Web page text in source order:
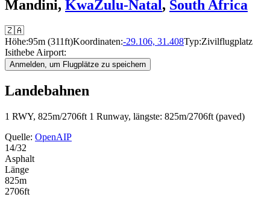
Mandini, KwaZulu-Natal, South Africa
🇿🇦
Höhe:95m (311ft)Koordinaten:-29.106, 31.408Typ:Zivilflugplatz
Isithebe Airport:
Anmelden, um Flugplätze zu speichern
Landebahnen
1 RWY, 825m/2706ft 1 Runway, längste: 825m/2706ft (paved)
Quelle: OpenAIP
14/32
Asphalt
Länge
825m
2706ft